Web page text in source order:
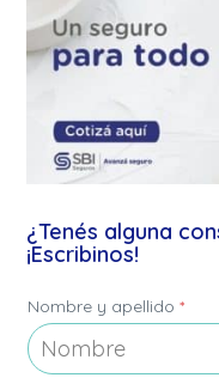
¿Tenés alguna
¡Escribinos!
Nombre y apellido*